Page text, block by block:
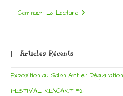
Continuer La LectureGarden
Expo
Articles Récents
Exposition au Salon Art et Dégustation
FESTIVAL RENCART #2